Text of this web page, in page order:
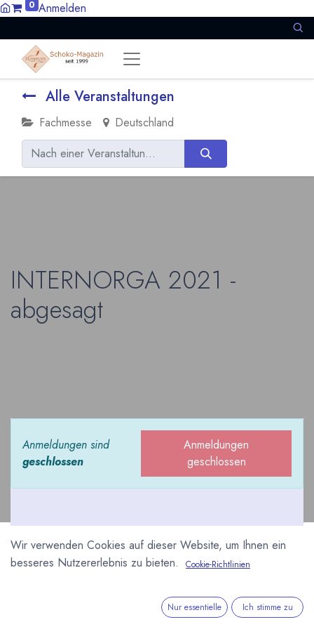
0 Anmelden
Alle Veranstaltungen
Fachmesse Deutschland
INTERNORGA 2021 -
abgesagt
Anmeldungen sind
geschlossen
Anmeldungen
geschlossen
Wegen der Corona
Wir verwenden Cookies auf dieser Website, um Ihnen ein
besseres Nutzererlebnis zu bieten.
Cookie-Richtlinien
Nur essentielle Ich stimme zu